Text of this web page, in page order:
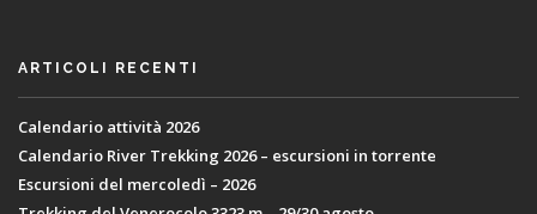
ARTICOLI RECENTI
Calendario attività 2026
Calendario River Trekking 2026 – escursioni in torrente
Escursioni del mercoledì – 2026